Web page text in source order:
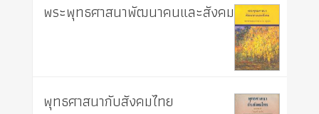
พระพุทธศาสนาพัฒนาคนและสังคม
พุทธศาสนากับสังคมไทย